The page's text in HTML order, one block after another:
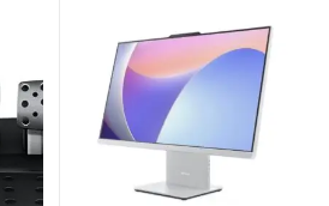
512GB SSD Windows 11 Home